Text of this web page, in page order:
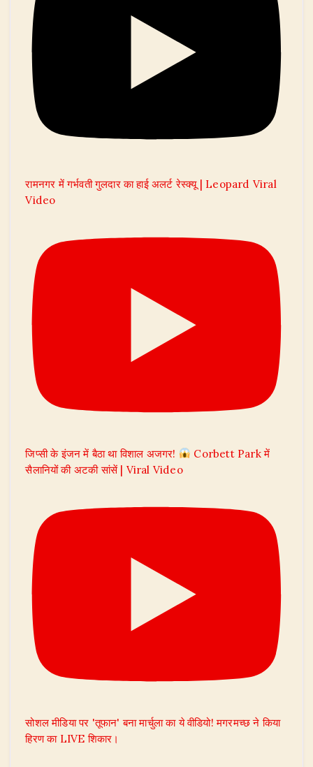
रामनगर में गर्भवती गुलदार का हाई अलर्ट रेस्क्यू | Leopard Viral
Video
जिप्सी के इंजन में बैठा था विशाल अजगर!
Corbett Park में
सैलानियों की अटकी सांसें | Viral Video
सोशल मीडिया पर 'तूफान' बना मार्चुला का ये वीडियो! मगरमच्छ ने किया
हिरण का LIVE शिकार।